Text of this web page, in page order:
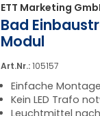
ETT Marketing
Bad
Modul
Art.Nr.:105157
Einfache
Kein LED Trafo
Leuchtmittel